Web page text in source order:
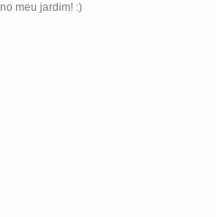
meu jardim! :)